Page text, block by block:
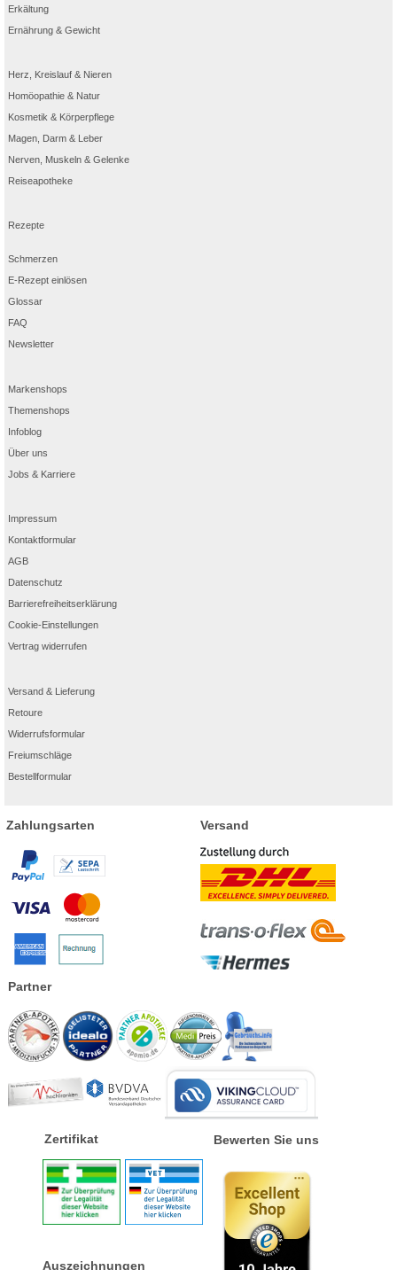
Erkältung
Ernährung & Gewicht
Herz, Kreislauf & Nieren
Homöopathie & Natur
Kosmetik & Körperpflege
Magen, Darm & Leber
Nerven, Muskeln & Gelenke
Reiseapotheke
Rezepte
Schmerzen
E-Rezept einlösen
Glossar
FAQ
Newsletter
Markenshops
Themenshops
Infoblog
Über uns
Jobs & Karriere
Impressum
Kontaktformular
AGB
Datenschutz
Barrierefreiheitserklärung
Cookie-Einstellungen
Vertrag widerrufen
Versand & Lieferung
Retoure
Widerrufsformular
Freiumschläge
Bestellformular
Zahlungsarten Versand
Partner
Zertifikat
Auszeichnungen
Bewerten Sie uns